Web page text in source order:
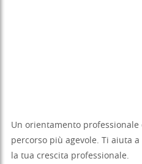
Un orientamento
percorso più agevole. Ti aiuta
la tua crescita professionale.